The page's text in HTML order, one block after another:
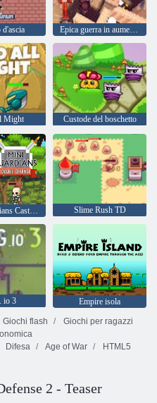
d'ascia Epica guerra in aumento della difesa dell'esercito
Might Custode del boschetto
Mini Guardians Castle Defense Slime Rush TD
io 3
Empire isola
Giochi flash
Giochi per ragazzi
Difesa Age of War
HTML5
2 - Teaser